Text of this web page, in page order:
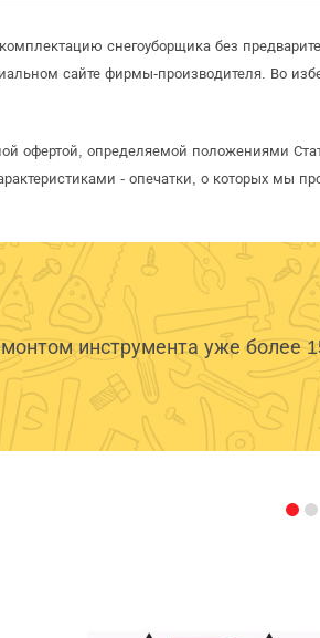
снегоуборщика без
сайте фирмы-производителя. Во
офертой, определяемой положениями
- опечатки, о которых мы
инструмента уже более